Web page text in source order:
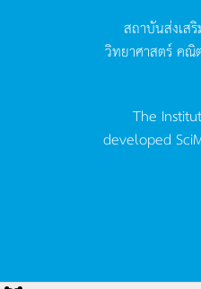
สถาบันส่งเส
วิทยาศาสตร์คณิ
The
developed